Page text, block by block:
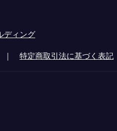
ディング
｜ 特定商取引法に基づく表記